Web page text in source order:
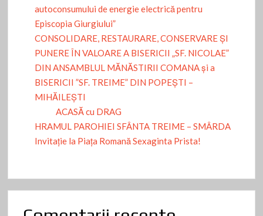
autoconsumului de energie electrică pentru
Episcopia Giurgiului”
CONSOLIDARE, RESTAURARE, CONSERVARE ȘI
PUNERE ÎN VALOARE A BISERICII „SF. NICOLAE”
DIN ANSAMBLUL MĂNĂSTIRII COMANA și a
BISERICII ”SF. TREIME” DIN POPEȘTI –
MIHĂILEȘTI
ACASĂ cu DRAG
HRAMUL PAROHIEI SFÂNTA TREIME – SMÂRDA
Invitație la Piața Romană Sexaginta Prista!